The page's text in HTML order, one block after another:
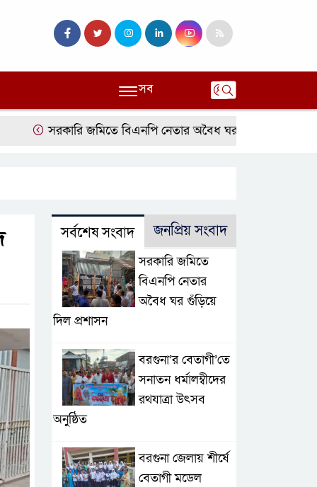
সব
সরকারি জমিতে বিএনপি নেতার অবৈধ ঘর গুঁড়িয়ে দিল প্রশাসন
সর্বশেষ সংবাদ জনপ্রিয় সংবাদ
সরকারি জমিতে
বিএনপি নেতার
অবৈধ ঘর গুঁড়িয়ে
দিল প্রশাসন
বরগুনা’র বেতাগী’তে
সনাতন ধর্মালম্বীদের
রথযাত্রা উৎসব
অনুষ্ঠিত
বরগুনা জেলায় শীর্ষে
বেতাগী মডেল